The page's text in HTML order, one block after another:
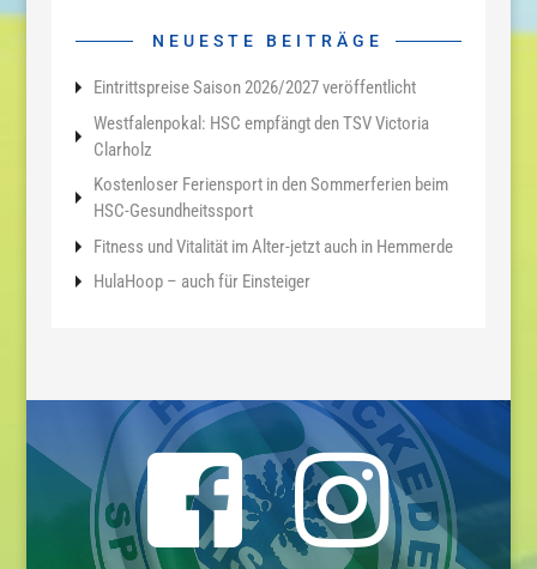
NEUESTE BEITRÄGE
Eintrittspreise Saison 2026/2027 veröffentlicht
Westfalenpokal: HSC empfängt den TSV Victoria
Clarholz
Kostenloser Feriensport in den Sommerferien beim
HSC-Gesundheitssport
Fitness und Vitalität im Alter-jetzt auch in Hemmerde
HulaHoop – auch für Einsteiger